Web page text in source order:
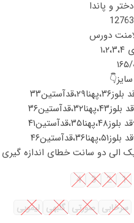
و پاندا
دورس
الی دو سانت خطای اندازه گیری
1
2
3
4
سرخابی صورتی گلبهی لیمویی